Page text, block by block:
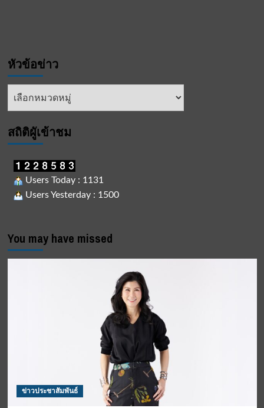
หัวข้อข่าว
หัวข้อ
สถิติผูัเข้าชม
Users Today : 1131
Users Yesterday : 1500
You may have missed
ข่าวประชาสัมพันธ์